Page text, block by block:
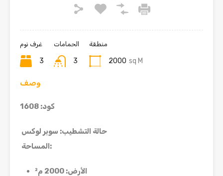
غرف نوم
3
الحمامات
3
منطقة
2000 sq M
وصف
كود: 1608
حالة التشطيب: سوبر لوكس
المساحة:
الأرض: 2000 م²